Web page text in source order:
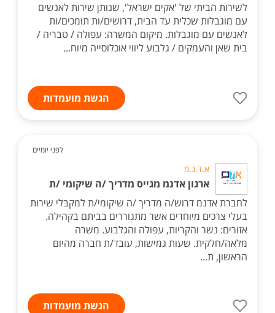
לשירות הביתי של 'אקים ישראל', שנותן שירות לאנשים
עם מוגבלות שכלית עד הבית, דרושים/ות תומכים/ות
לאנשים עם מוגבלות. מיקום המשרה: עפולה / טבריה /
בית שאן והעמקים / גלבוע ליווי אוכלוסייה מיוח...
הגשת מועמדות
לפני יומיים
א.ד.נ.מ
ארגון אדנמ מגייס מדריך /ה שיקומי /ת
לחברת אדנמ דרוש/ה מדריך /ה שיקומי/ת למקבלי שירות
בעלי צרכים מיוחדים אשר מתגוררים בביתם בקהילה.
אזורים: נשר והקריות, עפולה והגלבוע. משרה
מלאה/חלקית. שעות גמישות, עובד/ת חברה מהיום
הראשון, ת...
הגשת מועמדות